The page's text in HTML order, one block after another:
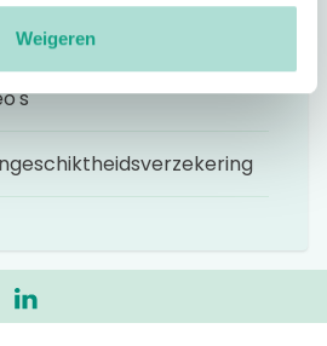
Weigeren